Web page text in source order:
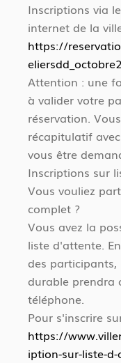
Inscriptions via
internet de la
https://
Attention : une
à valider votre
réservation.
récapitulatif
vous être
Inscriptions sur
Vous vouliez
complet ?
Vous avez la
liste d'attente.
des participants,
durable prendra
téléphone.
Pour s'inscrire
https://
iption-sur-liste-